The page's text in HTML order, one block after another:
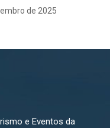
de 2025
e Eventos da